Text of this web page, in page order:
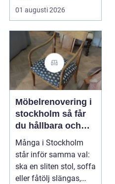
som vill arbet...
01 augusti 2026
Möbelrenovering i
stockholm så får
du hållbara och
vackra möbler
Många i Stockholm
står inför samma val:
ska en sliten stol, soffa
eller fåtölj slängas,